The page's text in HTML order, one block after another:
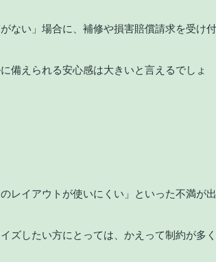
ない」場合に、補修や損害賠償請求を受け付
備えられる安心感は大きいと言えるでしょ
レイアウトが使いにくい」といった不満が出
ズしたい方にとっては、かえって制約が多く